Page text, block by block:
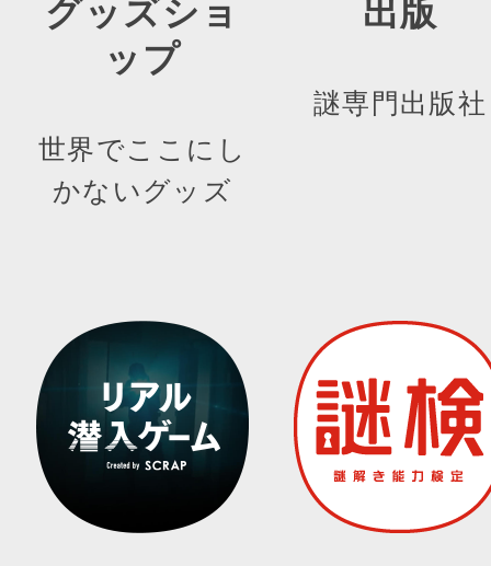
グッズショ
ップ
世界でここにし
かないグッズ
出版
謎専門出版社